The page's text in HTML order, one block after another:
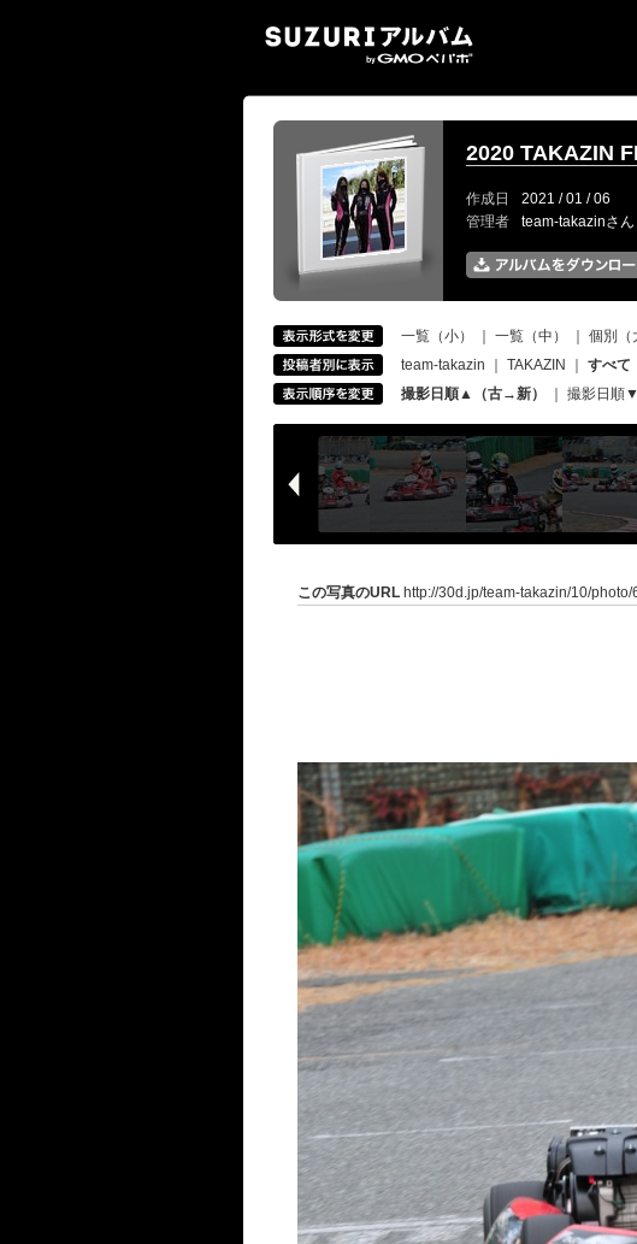
2020 TAKAZIN
作成日 2021 / 01 / 06
管理者
team-takazinさん
一覧（小） 一覧（中） 個別（
team-takazin
TAKAZIN
すべて
撮影日順▲（古→新）
撮影日順
この写真のURL http://30d.jp/team-takazin/10/photo/